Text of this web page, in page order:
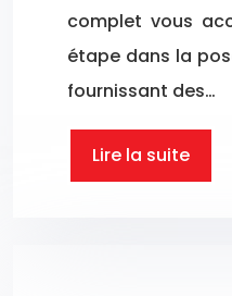
complet vous
étape dans la
fournissant des…
Lire la suite